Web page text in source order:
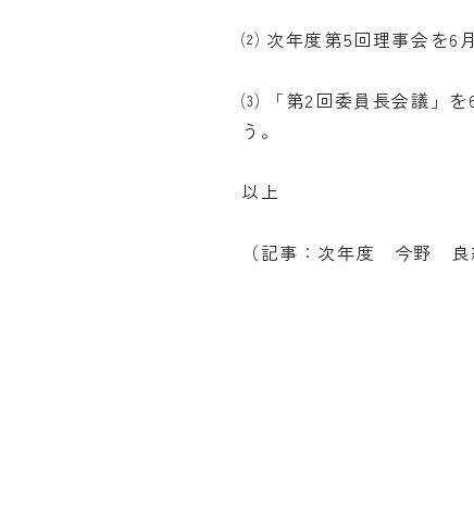
⑵ 次年度第5回理事会を6
⑶ 「第2回委員長会議」を
う。
以上
（記事：次年度 今野 良